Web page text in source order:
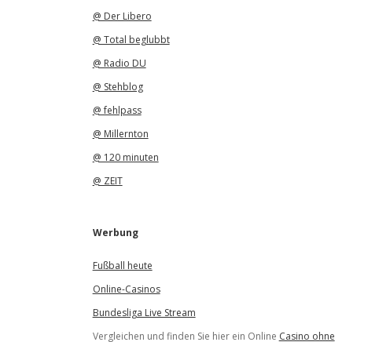
@ Der Libero
@ Total beglubbt
@ Radio DU
@ Stehblog
@ fehlpass
@ Millernton
@ 120 minuten
@ ZEIT
Werbung
Fußball heute
Online-Casinos
Bundesliga Live Stream
Vergleichen und finden Sie hier ein Online Casino ohne